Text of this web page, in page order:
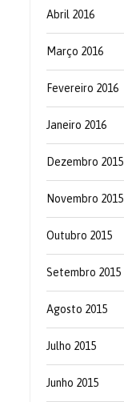
Abril 2016
Março 2016
Fevereiro 2016
Janeiro 2016
Dezembro 2015
Novembro 2015
Outubro 2015
Setembro 2015
Agosto 2015
Julho 2015
Junho 2015